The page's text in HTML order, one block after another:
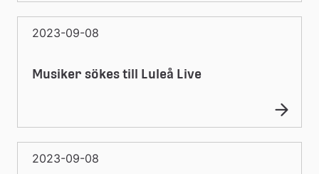
2023-09-08
Musiker sökes till Luleå Live
2023-09-08